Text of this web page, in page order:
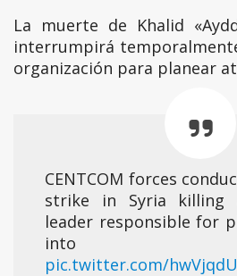
La muerte de Khalid
interrumpirá
organización para planear
CENTCOM forces
strike in Syria killing
leader responsible for
into
pic.twitter.com/